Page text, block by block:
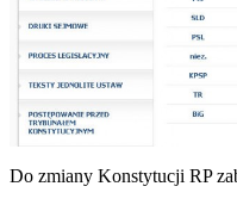
Do zmiany Konstytucji RP